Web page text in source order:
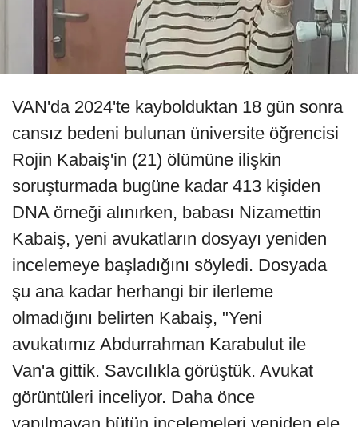
VAN'da 2024'te kaybolduktan 18 gün sonra
cansız bedeni bulunan üniversite öğrencisi
Rojin Kabaiş'in (21) ölümüne ilişkin
soruşturmada bugüne kadar 413 kişiden
DNA örneği alınırken, babası Nizamettin
Kabaiş, yeni avukatların dosyayı yeniden
incelemeye başladığını söyledi. Dosyada
şu ana kadar herhangi bir ilerleme
olmadığını belirten Kabaiş, "Yeni
avukatımız Abdurrahman Karabulut ile
Van'a gittik. Savcılıkla görüştük. Avukat
görüntüleri inceliyor. Daha önce